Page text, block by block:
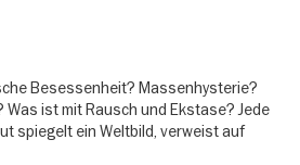
Besessenheit? Massenhysterie?
ist mit Rausch und Ekstase? Jede
spiegelt ein Weltbild, verweist auf